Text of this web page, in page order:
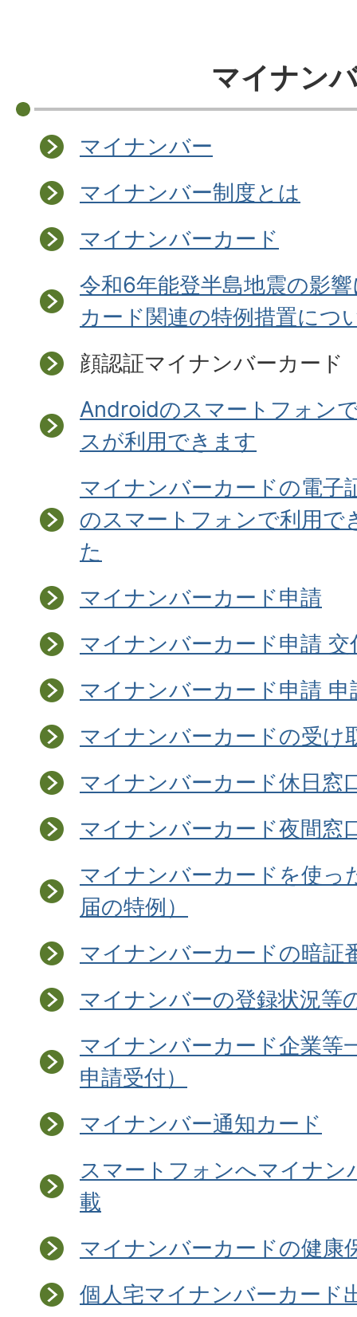
マイナン
マイナンバー
マイナンバー制度とは
マイナンバーカード
令和6年能登半島地震の影
カード関連の特例措置につ
顔認証マイナンバーカード
Androidのスマートフォン
スが利用できます
マイナンバーカードの電子
のスマートフォンで利用で
た
マイナンバーカード申請
マイナンバーカード申請 交
マイナンバーカード申請 申
マイナンバーカードの受け
マイナンバーカード休日窓
マイナンバーカード夜間窓
マイナンバーカードを使っ
届の特例）
マイナンバーカードの暗証
マイナンバーの登録状況等
マイナンバーカード企業等
申請受付）
マイナンバー通知カード
スマートフォンへマイナン
載
マイナンバーカードの健康
個人宅マイナンバーカード